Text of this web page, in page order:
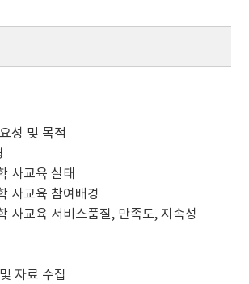
성 및 목적
사교육 실태
사교육 참여배경
교육 서비스품질, 만족도, 지속성
자료 수집